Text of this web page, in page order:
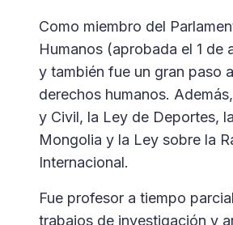
Como miembro del
Humanos (aprobada el 1
y también fue un gran paso
derechos humanos.
y Civil, la Ley de Deportes,
Mongolia y la Ley sobre la
Internacional.
Fue profesor a tiempo
trabajos de investigación y